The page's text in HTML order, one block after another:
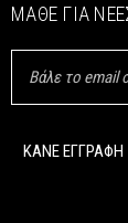
ΜΆΘΕ ΓΙΑ